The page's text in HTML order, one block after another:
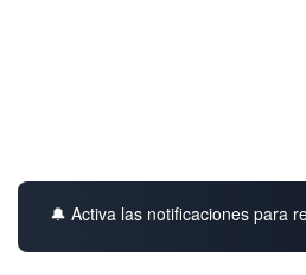
🔔 Activa las notificaciones para